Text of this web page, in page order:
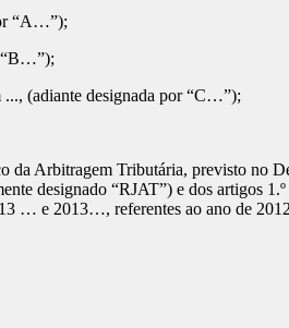
“A…”);
“B…”);
(adiante designada por “C…”);
da Arbitragem Tributária, previsto no
designado “RJAT”) e dos artigos
… e 2013…, referentes ao ano de